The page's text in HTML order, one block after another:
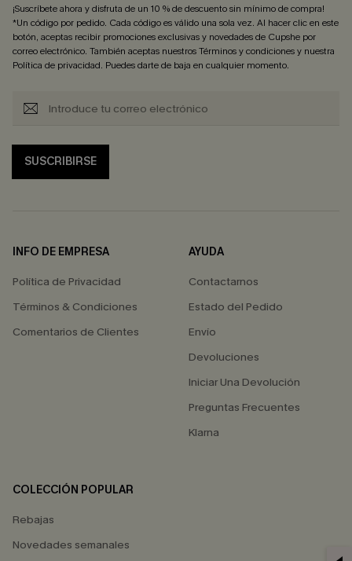
¡Suscríbete ahora y disfruta de un 10 % de descuento sin mínimo de compra!
*Un código por pedido. Cada código es válido una sola vez. Al hacer clic en este
botón, aceptas recibir promociones exclusivas y novedades de Cupshe por
correo electrónico. También aceptas nuestrosTérminos y condicionesy nuestra
Política de privacidad. Puedes darte de baja en cualquier momento.
SUSCRIBIRSE
INFO DE EMPRESA
Política de Privacidad
Términos & Condiciones
Comentarios de Clientes
AYUDA
Contactarnos
Estado del Pedido
Envío
Devoluciones
Iniciar Una Devolución
Preguntas Frecuentes
Klarna
COLECCIÓN POPULAR
Rebajas
Novedades semanales